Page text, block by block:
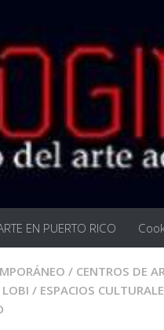
EN PUERTO RICO
/ CENTROS DE
LOBI / ESPACIOS